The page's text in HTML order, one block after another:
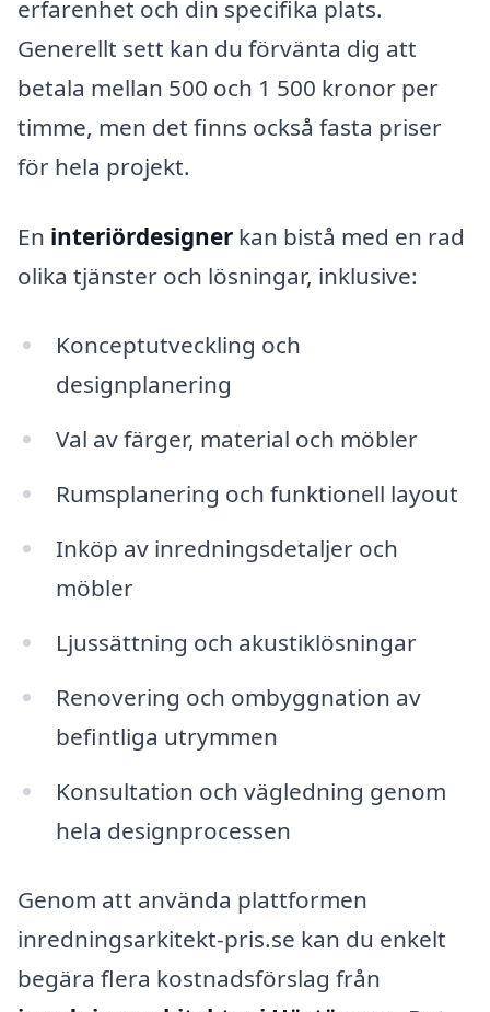
erfarenhet och din specifika plats.
Generellt sett kan du förvänta dig att
betala mellan 500 och 1 500 kronor per
timme, men det finns också fasta priser
för hela projekt.
En interiördesigner kan bistå med en rad
olika tjänster och lösningar, inklusive:
Konceptutveckling och
designplanering
Val av färger, material och möbler
Rumsplanering och funktionell layout
Inköp av inredningsdetaljer och
möbler
Ljussättning och akustiklösningar
Renovering och ombyggnation av
befintliga utrymmen
Konsultation och vägledning genom
hela designprocessen
Genom att använda plattformen
inredningsarkitekt-pris.se kan du enkelt
begära flera kostnadsförslag från